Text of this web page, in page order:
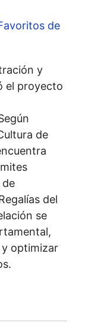
de
y
el proyecto
de
de
del
se
optimizar